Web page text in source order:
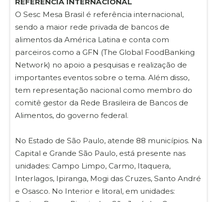
O Sesc Mesa Brasil é referência internacional,
sendo a maior rede privada de bancos de
alimentos da América Latina e conta com
parceiros como a GFN (The Global FoodBanking
Network) no apoio a pesquisas e realização de
importantes eventos sobre o tema. Além disso,
tem representação nacional como membro do
comitê gestor da Rede Brasileira de Bancos de
Alimentos, do governo federal.
No Estado de São Paulo, atende 88 municípios. Na
Capital e Grande São Paulo, está presente nas
unidades: Campo Limpo, Carmo, Itaquera,
Interlagos, Ipiranga, Mogi das Cruzes, Santo André
e Osasco. No Interior e litoral, em unidades: